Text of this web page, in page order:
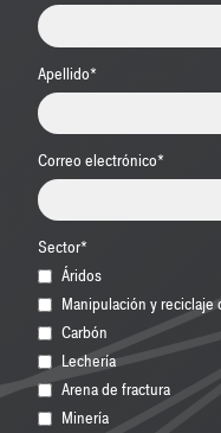
Apellido*
Correo electrónico*
Sector*
Áridos
Manipulación y reciclaje
Carbón
Lechería
Arena de fractura
Minería